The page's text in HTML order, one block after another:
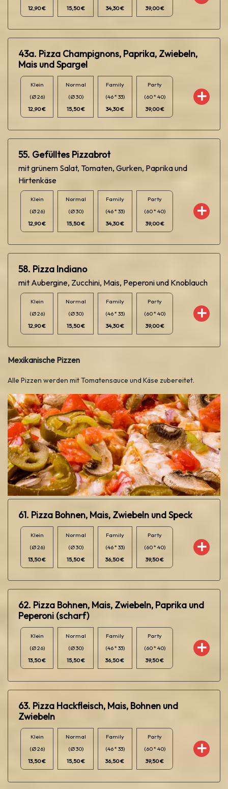
12,90 €
15,50 €
34,30 €
39,00 €
43a. Pizza Champignons, Paprika, Zwiebeln,
Mais und Spargel
Klein
(Ø 26)
12,90 €
Normal
(Ø 30)
15,50 €
Family
(46 * 33)
34,30 €
Party
(60 * 40)
39,00 €
55. Gefülltes Pizzabrot
mit grünem Salat, Tomaten, Gurken, Paprika und
Hirtenkäse
Klein
(Ø 26)
12,90 €
Normal
(Ø 30)
15,50 €
Family
(46 * 33)
34,30 €
Party
(60 * 40)
39,00 €
58. Pizza Indiano
mit Aubergine, Zucchini, Mais, Peperoni und Knoblauch
Klein
(Ø 26)
12,90 €
Normal
(Ø 30)
15,50 €
Family
(46 * 33)
34,30 €
Party
(60 * 40)
39,00 €
Mexikanische Pizzen
Alle Pizzen werden mit Tomatensauce und Käse zubereitet.
61. Pizza Bohnen, Mais, Zwiebeln und Speck
Klein
(Ø 26)
13,50 €
Normal
(Ø 30)
15,50 €
Family
(46 * 33)
36,50 €
Party
(60 * 40)
39,50 €
62. Pizza Bohnen, Mais, Zwiebeln, Paprika und
Peperoni (scharf)
Klein
(Ø 26)
13,50 €
Normal
(Ø 30)
15,50 €
Family
(46 * 33)
36,50 €
Party
(60 * 40)
39,50 €
63. Pizza Hackfleisch, Mais, Bohnen und
Zwiebeln
Klein
(Ø 26)
13,50 €
Normal
(Ø 30)
15,50 €
Family
(46 * 33)
36,50 €
Party
(60 * 40)
39,50 €